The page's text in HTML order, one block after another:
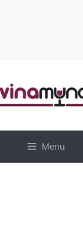
Menu